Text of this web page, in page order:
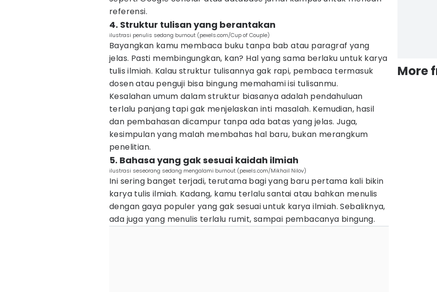
referensi.
4. Struktur tulisan yang berantakan
ilustrasi penulis sedang burnout (pexels.com/Cup of Couple)
Bayangkan kamu membaca buku tanpa bab atau paragraf yang
jelas. Pasti membingungkan, kan? Hal yang sama berlaku untuk karya
tulis ilmiah. Kalau struktur tulisannya gak rapi, pembaca termasuk
dosen atau penguji bisa bingung memahami isi tulisanmu.
Kesalahan umum dalam struktur biasanya adalah pendahuluan
terlalu panjang tapi gak menjelaskan inti masalah. Kemudian, hasil
dan pembahasan dicampur tanpa ada batas yang jelas. Juga,
kesimpulan yang malah membahas hal baru, bukan merangkum
penelitian.
5. Bahasa yang gak sesuai kaidah ilmiah
ilustrasi seseorang sedang mengalami burnout (pexels.com/Mikhail Nilov)
Ini sering banget terjadi, terutama bagi yang baru pertama kali bikin
karya tulis ilmiah. Kadang, kamu terlalu santai atau bahkan menulis
dengan gaya populer yang gak sesuai untuk karya ilmiah. Sebaliknya,
ada juga yang menulis terlalu rumit, sampai pembacanya bingung.
More